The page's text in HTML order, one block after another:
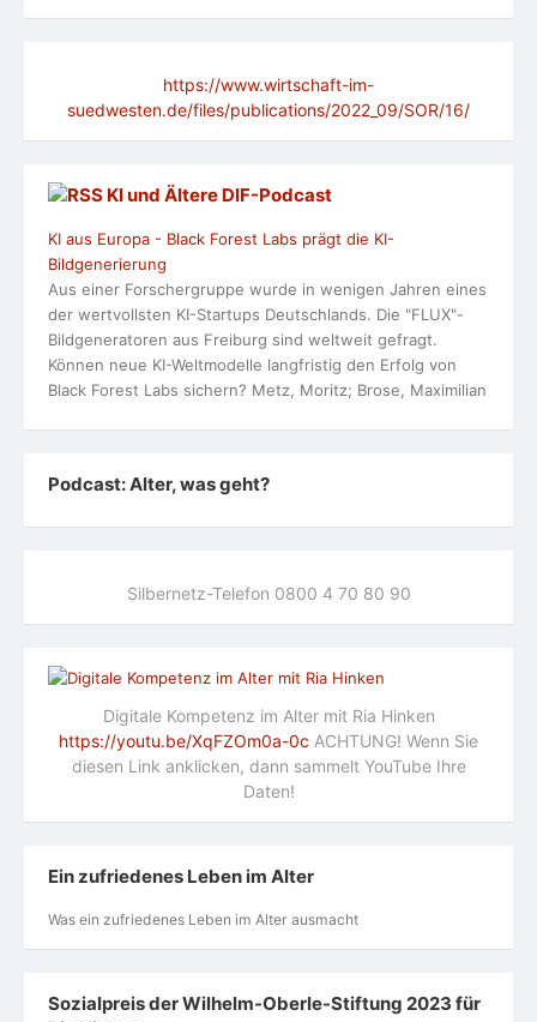
https://www.wirtschaft-im-
suedwesten.de/files/publications/2022_09/SOR/16/
KI und Ältere DlF-Podcast
KI aus Europa - Black Forest Labs prägt die KI-
Bildgenerierung
Aus einer Forschergruppe wurde in wenigen Jahren eines
der wertvollsten KI-Startups Deutschlands. Die "FLUX"-
Bildgeneratoren aus Freiburg sind weltweit gefragt.
Können neue KI-Weltmodelle langfristig den Erfolg von
Black Forest Labs sichern? Metz, Moritz; Brose, Maximilian
Podcast: Alter, was geht?
Silbernetz-Telefon 0800 4 70 80 90
Digitale Kompetenz im Alter mit Ria Hinken
https://youtu.be/XqFZOm0a-0c ACHTUNG! Wenn Sie
diesen Link anklicken, dann sammelt YouTube Ihre
Daten!
Ein zufriedenes Leben im Alter
Was ein zufriedenes Leben im Alter ausmacht
Sozialpreis der Wilhelm-Oberle-Stiftung 2023 für